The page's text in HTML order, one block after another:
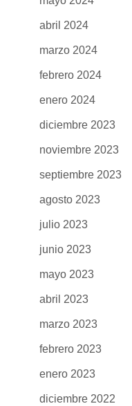
abril 2024
marzo 2024
febrero 2024
enero 2024
diciembre 2023
noviembre 2023
septiembre 2023
agosto 2023
julio 2023
junio 2023
mayo 2023
abril 2023
marzo 2023
febrero 2023
enero 2023
diciembre 2022